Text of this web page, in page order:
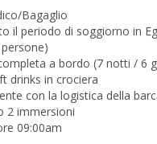
Bagaglio
il periodo di soggiorno in
a bordo (7 notti / 6
drinks in crociera
con la logistica della
2 immersioni
09:00am